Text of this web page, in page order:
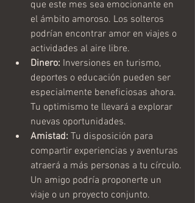
que este mes sea emocionante en
el ámbito amoroso. Los solteros
podrían encontrar amor en viajes o
actividades al aire libre.
Dinero: Inversiones en turismo,
deportes o educación pueden ser
especialmente beneficiosas ahora.
Tu optimismo te llevará a explorar
nuevas oportunidades.
Amistad: Tu disposición para
compartir experiencias y aventuras
atraerá a más personas a tu círculo.
Un amigo podría proponerte un
viaje o un proyecto conjunto.